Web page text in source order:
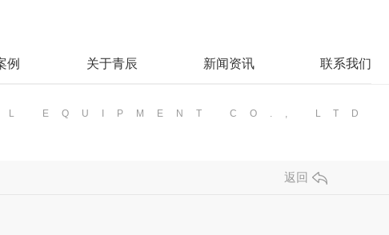
例 关于青辰 新闻资讯 联系我们
EQUIPMENT CO., LTD
返回